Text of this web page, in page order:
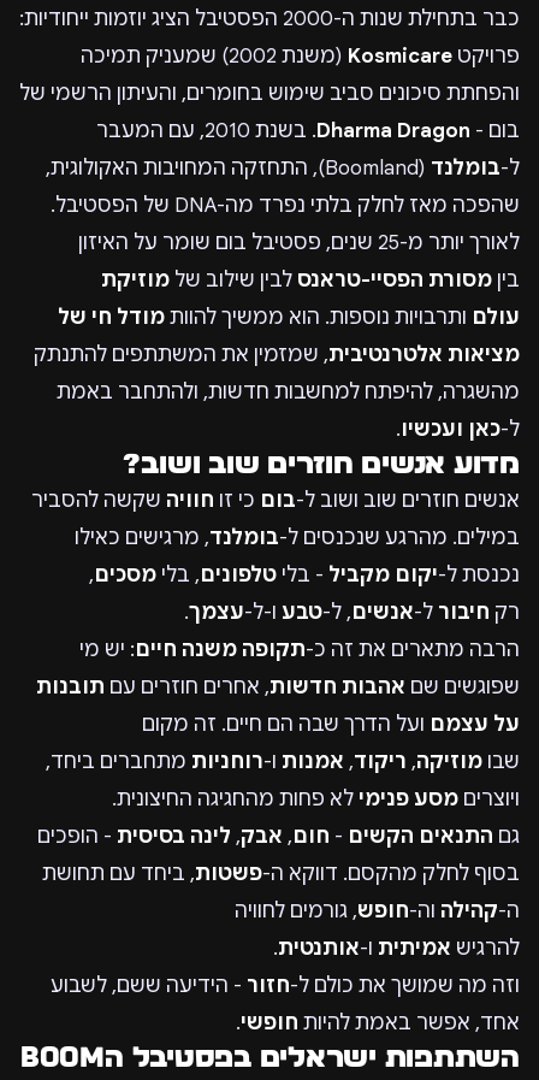
כבר בתחילת שנות ה-2000 הפסטיבל הציג יוזמות ייחודיות:
פרויקט Kosmicare
(משנת 2002) שמעניק תמיכה
והפחתת סיכונים סביב שימוש בחומרים, והעיתון הרשמי של
בום - Dharma Dragon
. בשנת 2010, עם המעבר
ל-בומלנד
(Boomland), התחזקה המחויבות האקולוגית,
שהפכה מאז לחלק בלתי נפרד מה-DNA של הפסטיבל.
לאורך יותר מ-25 שנים, פסטיבל בום שומר על האיזון
בין מסורת הפסיי-טראנס לבין שילוב של מוזיקת
עולם ותרבויות נוספות. הוא ממשיך להוותמודל חי של
מציאות אלטרנטיבית, שמזמין את המשתתפים להתנתק
מהשגרה, להיפתח למחשבות חדשות, ולהתחבר באמת
ל-כאן ועכשיו.
מדוע אנשים חוזרים שוב ושוב?
אנשים חוזרים שוב ושוב ל-בום כי זו חוויה שקשה להסביר
במילים. מהרגע שנכנסים ל-בומלנד, מרגישים כאילו
נכנסת ל-יקום מקביל - בלי טלפונים, בלי מסכים,
רק חיבור ל-אנשים, ל-טבע ו-ל-עצמך.
הרבה מתארים את זה כ-תקופה משנה חיים: יש מי
שפוגשים שם אהבות חדשות, אחרים חוזרים עם תובנות
על עצמם ועל הדרך שבה הם חיים. זה מקום
שבו מוזיקה, ריקוד, אמנות ו-רוחניות מתחברים ביחד,
ויוצרים מסע פנימי לא פחות מהחגיגה החיצונית.
גם התנאים הקשים - חום, אבק, לינה בסיסית - הופכים
בסוף לחלק מהקסם. דווקא ה-פשטות, ביחד עם תחושת
ה-קהילה וה-חופש, גורמים לחוויה
להרגיש אמיתית ו-אותנטית.
וזה מה שמושך את כולם ל-חזור - הידיעה ששם, לשבוע
אחד, אפשר באמת להיות חופשי.
השתתפות ישראלים בפסטיבל הBOOM